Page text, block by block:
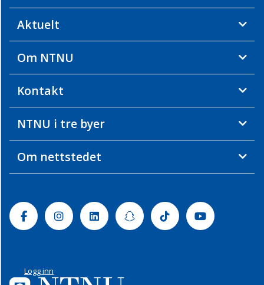
Aktuelt
Om NTNU
Kontakt
NTNU i tre byer
Om nettstedet
FacebookInstagramLinkedinSnapchatTiktok Youtube
Logg inn